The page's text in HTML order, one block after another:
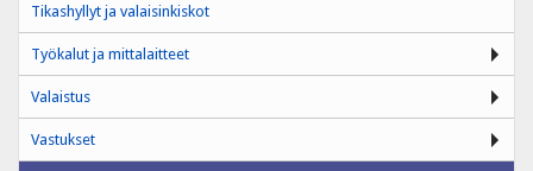
Tikashyllyt ja valaisinkiskot
Työkalut ja mittalaitteet
Valaistus
Vastukset